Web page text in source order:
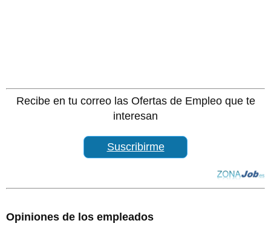
Recibe en tu correo las Ofertas de Empleo que te
interesan
Suscribirme
Opiniones de los empleados